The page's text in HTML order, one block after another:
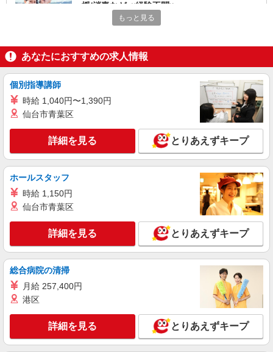
援/消毒など≪経験不問≫
【正社員】月給240,000〜400,000円 ・基本
善手当：20,000〜60,000円（勤続年数、保有資格
により変動） ・固定残業手当：20,000円（10時
間） ※固定残業時間を超過する場合には超過勤務
手当として別途支給 ・夜勤手当：10,000円/1回
（上記給与とは別に支給） 下記資格をお持ちの方
歓迎 ・認知症介護基礎研修 ・初任者研修 ・実務
神奈川県秦野市
キープ 詳細を見る
アルバイト パート 派遣社員
日研トータルソーシング株式会社 メディカルケア事業部/町田オフィ
看護助手（ナースエイド）
時給1,400円 ★週払いOK（規定あり） ※給与
幅は経験・能力による
神奈川県秦野市 【最寄駅】秦野駅
キープ 詳細を見る
株式会社kotrio /●YK-H-1902166
渋沢駅のサ高住＊シフト融通が利くため子育て
時給2400円〜3000円 ＜日払い有/週払い有/交
秦野市【最寄り駅：渋沢駅すぐ】
キープ 詳細を見る
もっと見る
あなたにおすすめの求人情報
個別指導講師
時給 1,040円〜1,390円
仙台市青葉区
詳細を見る とりあえずキープ
ホールスタッフ
時給 1,150円
仙台市青葉区
詳細を見る とりあえずキープ
総合病院の清掃
月給 257,400円
港区
詳細を見る とりあえずキープ